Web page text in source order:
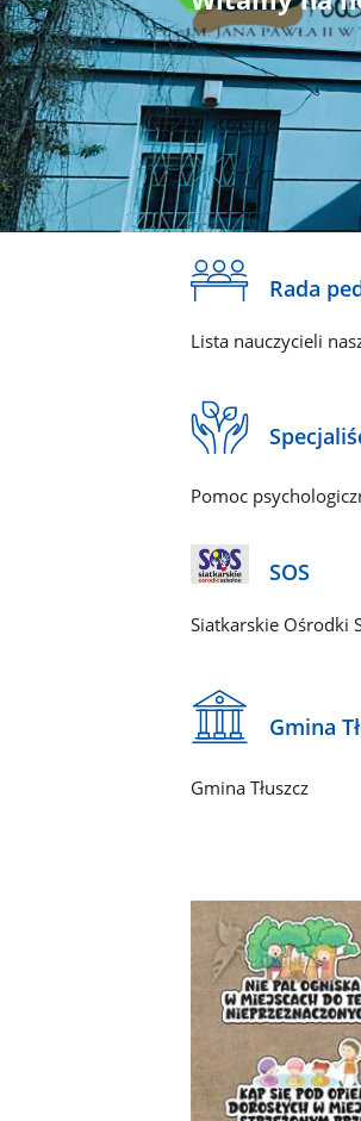
Rada
Lista nauczycieli
Pomoc
SOS
Siatkarskie Ośrodki
Gmina
Gmina Tłuszcz